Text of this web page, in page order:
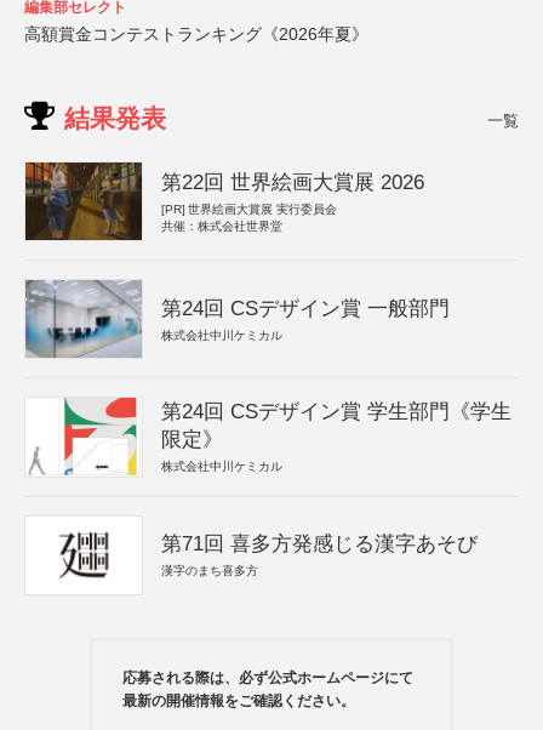
編集部セレクト
高額賞金コンテストランキング《2026年夏》
結果発表 一覧
第22回 世界絵画大賞展 2026
[PR] 世界絵画大賞展 実行委員会
共催：株式会社世界堂
第24回 CSデザイン賞 一般部門
株式会社中川ケミカル
第24回 CSデザイン賞 学生部門《学生
限定》
株式会社中川ケミカル
第71回 喜多方発感じる漢字あそび
漢字のまち喜多方
応募される際は、必ず公式ホームページにて
最新の開催情報をご確認ください。